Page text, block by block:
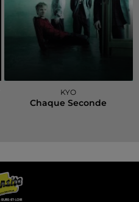
KYO
Chaque Seconde